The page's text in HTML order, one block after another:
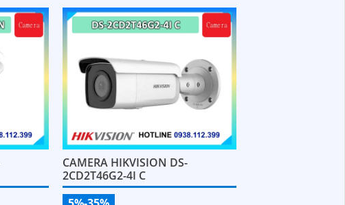
CAMERA HIKVISION DS-
2CD2T46G2-4I C